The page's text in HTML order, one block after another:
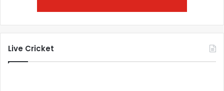
Live Cricket